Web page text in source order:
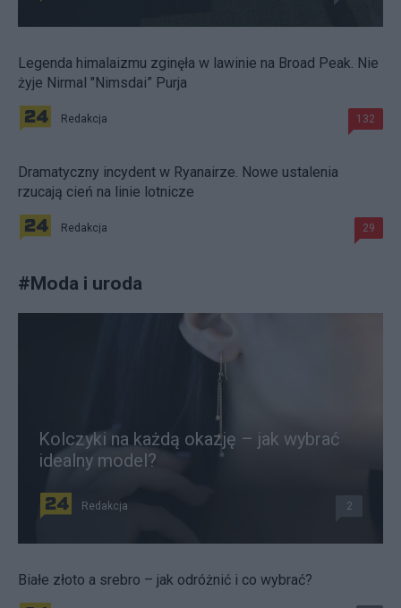
Legenda himalaizmu zginęła w lawinie na Broad Peak. Nie
żyje Nirmal "Nimsdai” Purja
Redakcja 132
Dramatyczny incydent w Ryanairze. Nowe ustalenia
rzucają cień na linie lotnicze
Redakcja 29
#Moda i uroda
Kolczyki na każdą okazję – jak wybrać
idealny model?
Redakcja 2
Białe złoto a srebro – jak odróżnić i co wybrać?